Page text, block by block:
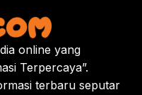
online yang
Terpercaya”.
terbaru seputar